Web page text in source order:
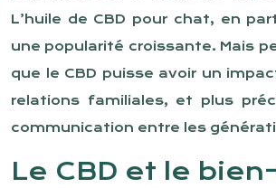
L’huile de CBD pour chat, en
une popularité croissante. Mais
que le CBD puisse avoir un
relations familiales, et plus
communication entre les
Le CBD et le